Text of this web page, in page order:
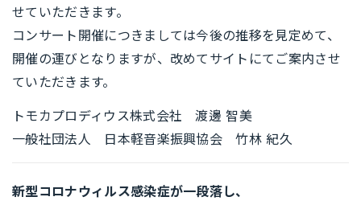
せていただきます。
コンサート開催につきましては今後の推移を見定めて、
開催の運びとなりますが、改めてサイトにてご案内させ
ていただきます。
トモカプロディウス株式会社 渡邊 智美
一般社団法人 日本軽音楽振興協会 竹林 紀久
新型コロナウィルス感染症が一段落し、